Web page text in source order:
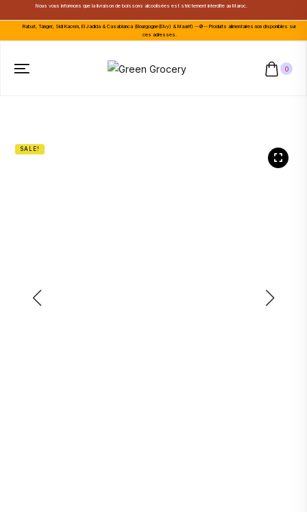
Nous vous informons que la livraison de boissons alcoolisées est strictement interdite au Maroc.
Rabat, Tanger, Sidi Kacem, El Jadida & Casablanca (Bourgogne(Elvy) & Maarif) --🚫-- Produits alimentaires non disponibles sur
ces adresses.
0
SALE!